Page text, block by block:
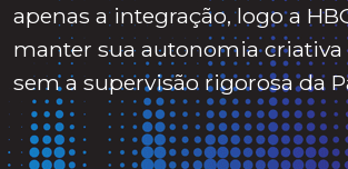
apenas a integração, logo a
manter sua autonomia criativa
sem a supervisão rigorosa da